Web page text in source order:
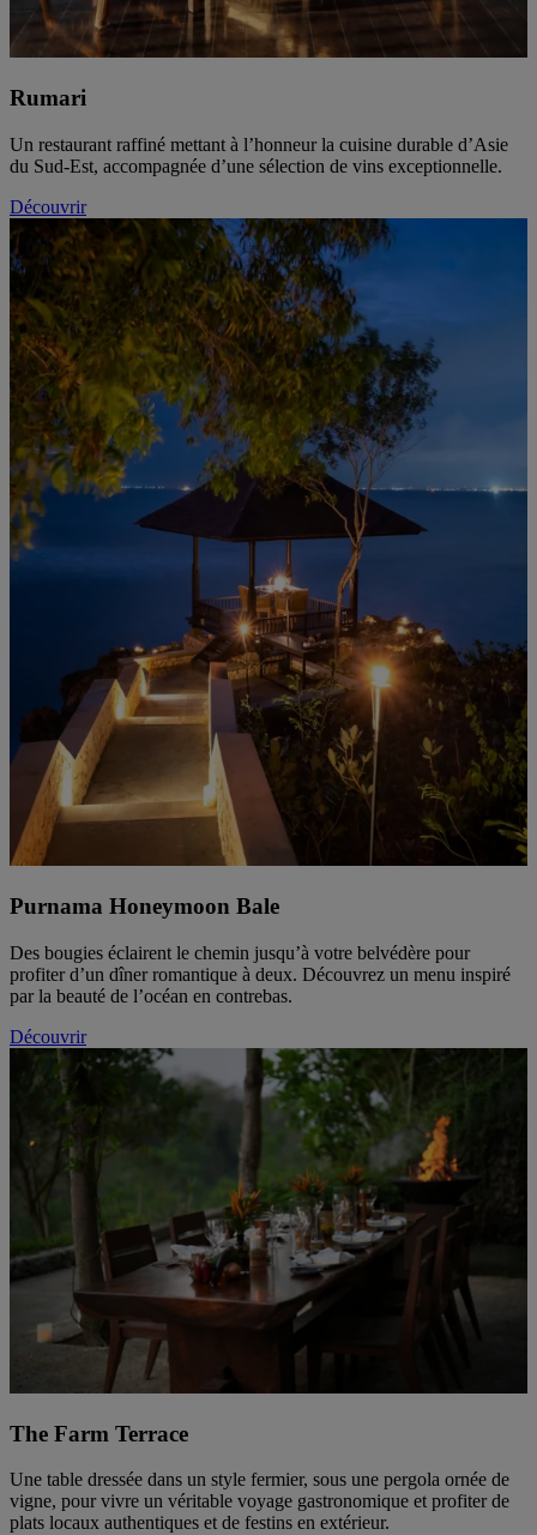
Rumari
Un restaurant raffiné mettant à l’honneur la cuisine durable d’Asie
du Sud-Est, accompagnée d’une sélection de vins exceptionnelle.
Découvrir
Purnama Honeymoon Bale
Des bougies éclairent le chemin jusqu’à votre belvédère pour
profiter d’un dîner romantique à deux. Découvrez un menu inspiré
par la beauté de l’océan en contrebas.
Découvrir
The Farm Terrace
Une table dressée dans un style fermier, sous une pergola ornée de
vigne, pour vivre un véritable voyage gastronomique et profiter de
plats locaux authentiques et de festins en extérieur.